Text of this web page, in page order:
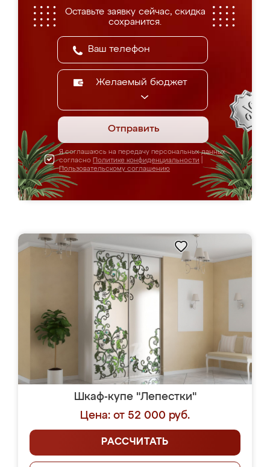
Оставьте заявку сейчас, скидка
сохранится.
Желаемый бюджет
Отправить
Я соглашаюсь на передачу персональных данных
согласно Политике конфиденциальности
Пользовательскому соглашению
Шкаф-купе "Лепестки"
Цена: от 52 000 руб.
РАССЧИТАТЬ